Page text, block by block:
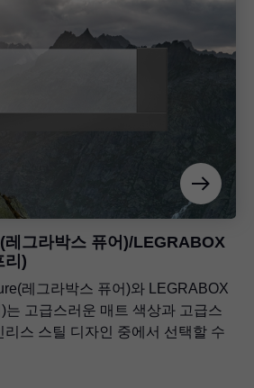
레그라박스 퓨어)/LEGRABOX
리)
레그라박스 퓨어)와
LEGRABOX
는 고급스러운 매트 색상과 고급스
스 스틸 디자인 중에서 선택할 수